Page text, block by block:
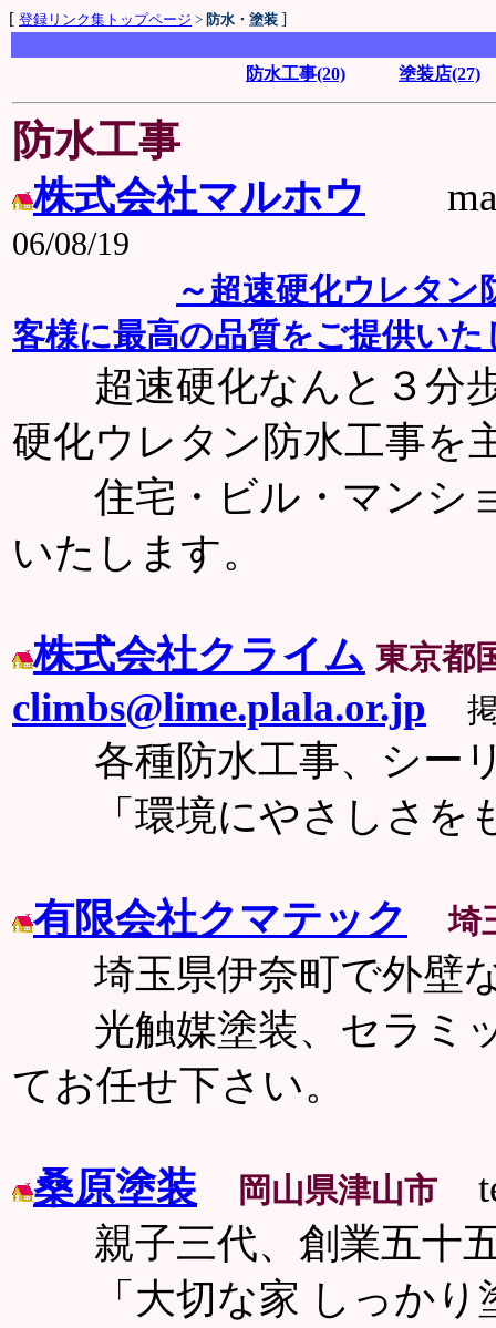
[ 登録リンク集トップページ > 防水・塗装 ]
防水工事(20) 塗装店(27)
防水工事
株式会社マルホウ
06/08/19
～超速硬化ウレタ
客様に最高の品質をご提供いた
超速硬化なんと３分歩
硬化ウレタン防水工事を
住宅・ビル・マンショ
いたします。
株式会社クライム 東京都
climbs@lime.plala.or.jp
各種防水工事、シー
「環境にやさしさをも
有限会社クマテック 埼
埼玉県伊奈町で外壁な
光触媒塗装、セラミッ
てお任せ下さい。
桑原塗装 岡山県津山市
親子三代、創業五十五
「大切な家 しっかり